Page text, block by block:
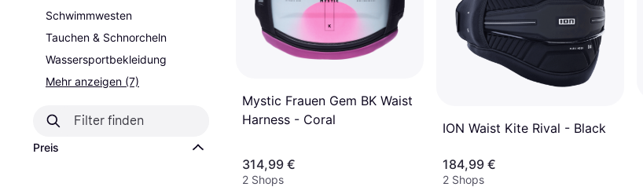
Schwimmwesten
Tauchen & Schnorcheln
Wassersportbekleidung
Mehr anzeigen (7)
Preis
Mystic Frauen Gem BK Waist
Harness - Coral
314,99 €
2 Shops
ION Waist Kite Rival - Black
184,99 €
2 Shops